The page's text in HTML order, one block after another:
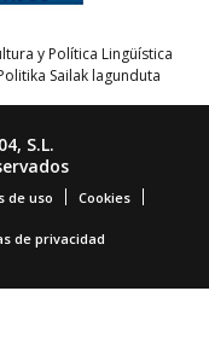
y Política Lingüística
Sailak lagunduta
S.L.
de uso Cookies
de privacidad